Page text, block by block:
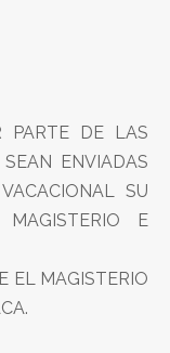
PARTE DE LAS
ENVIADAS
SU
E
EL MAGISTERIO